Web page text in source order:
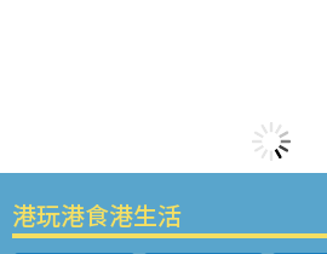
港玩港食港生活